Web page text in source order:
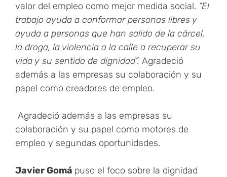
valor del empleo como mejor medida social. “El
trabajo ayuda a conformar personas libres y
ayuda a personas que han salido de la cárcel,
la droga, la violencia o la calle a recuperar su
vida y su sentido de dignidad”. Agradeció
además a las empresas su colaboración y su
papel como creadores de empleo.
Agradeció además a las empresas su
colaboración y su papel como motores de
empleo y segundas oportunidades.
Javier Gomá puso el foco sobre la dignidad